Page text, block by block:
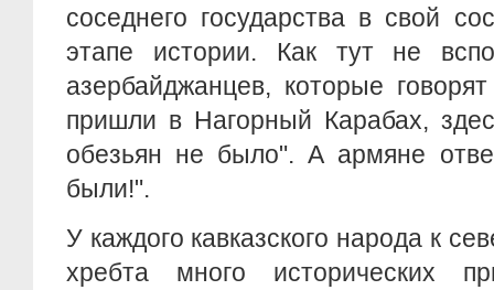
соседнего государства в свой
этапе истории. Как тут не
азербайджанцев, которые
пришли в Нагорный Карабах,
обезьян не было". А армяне
были!".
У каждого кавказского народа к
хребта много исторических